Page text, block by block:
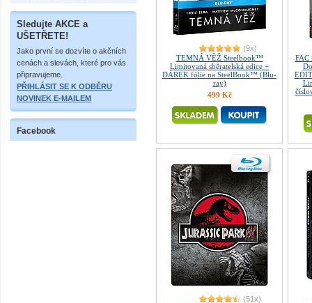
Sledujte AKCE a
UŠETŘETE!
Jako první se dozvíte o akčních
cenách a slevách, které pro vás
připravujeme.
PŘIHLÁSIT SE K ODBĚRU
NOVINEK E-MAILEM
Facebook
(9x)
TEMNÁ VĚŽ Steelbook™
Limitovaná sběratelská edice +
DÁREK fólie na SteelBook™ (Blu-
ray)
499 Kč
FAC
(51x)